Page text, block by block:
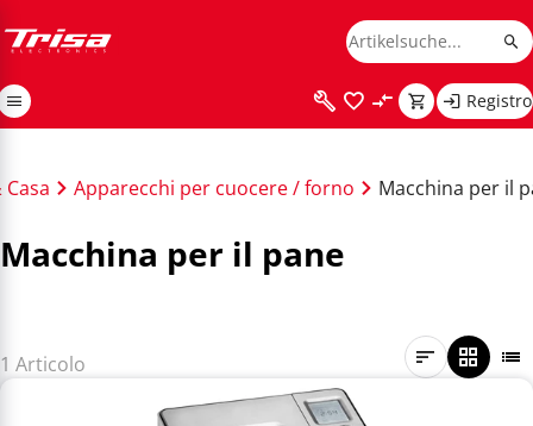
Registro
Apparecchi per cuocere / forno Macchina per il
Macchina per il pane
1 Articolo